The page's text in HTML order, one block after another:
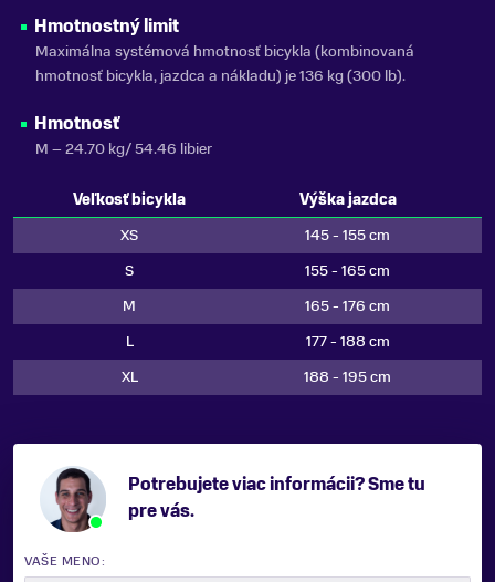
Hmotnostný limit
Maximálna systémová hmotnosť bicykla (kombinovaná
hmotnosť bicykla, jazdca a nákladu) je 136 kg (300 lb).
Hmotnosť
M – 24.70 kg/ 54.46 libier
Veľkosť bicykla
Výška jazdca
XS
145 - 155 cm
S
155 - 165 cm
M
165 - 176 cm
L
177 - 188 cm
XL
188 - 195 cm
Potrebujete viac informácii? Sme tu
pre vás.
VAŠE MENO: